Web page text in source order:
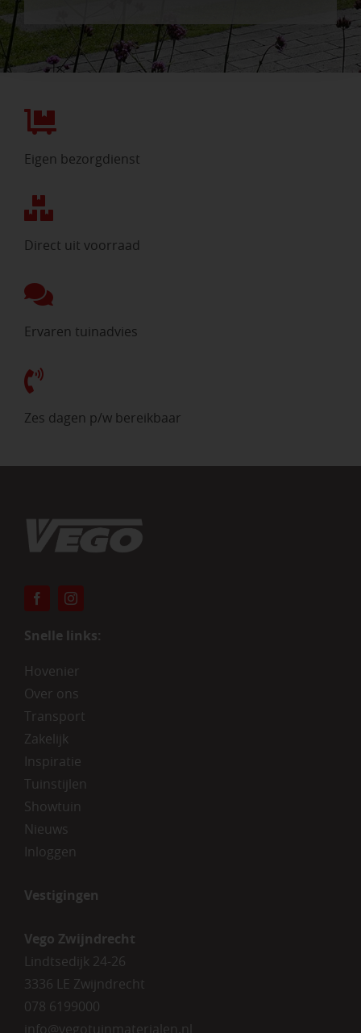
Eigen bezorgdienst
Direct uit voorraad
Ervaren tuinadvies
Zes dagen p/w bereikbaar
Snelle links:
Hovenier
Over ons
Transport
Zakelijk
Inspiratie
Tuinstijlen
Showtuin
Nieuws
Inloggen
Vestigingen
Vego Zwijndrecht
Lindtsedijk 24-26
3336 LE Zwijndrecht
078 6199000
info@vegotuinmaterialen.nl